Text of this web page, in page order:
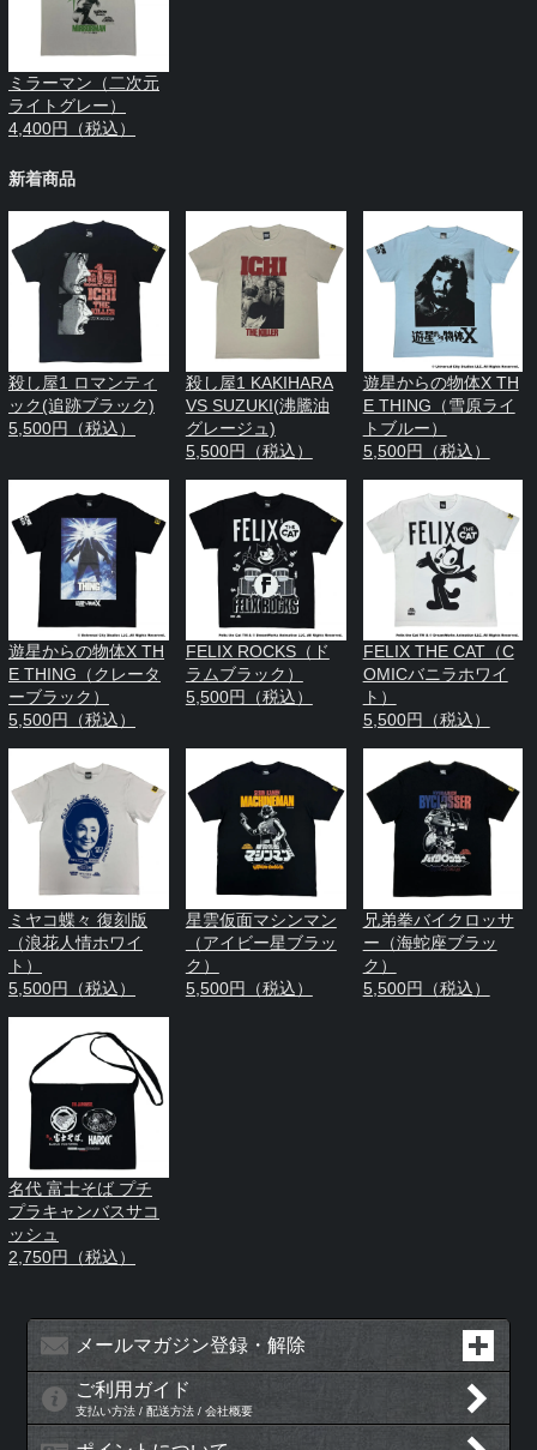
ミラーマン（二次元
ライトグレー）
4,400円（税込）
新着商品
殺し屋1 ロマンティ
ック(追跡ブラック)
5,500円（税込）
殺し屋1 KAKIHARA
VS SUZUKI(沸騰油
グレージュ)
5,500円（税込）
遊星からの物体X TH
E THING（雪原ライ
トブルー）
5,500円（税込）
遊星からの物体X TH
E THING（クレータ
ーブラック）
5,500円（税込）
FELIX ROCKS（ド
ラムブラック）
5,500円（税込）
FELIX THE CAT（C
OMICバニラホワイ
ト）
5,500円（税込）
ミヤコ蝶々 復刻版
（浪花人情ホワイ
ト）
5,500円（税込）
星雲仮面マシンマン
（アイビー星ブラッ
ク）
5,500円（税込）
兄弟拳バイクロッサ
ー（海蛇座ブラッ
ク）
5,500円（税込）
名代 富士そば プチ
プラキャンバスサコ
ッシュ
2,750円（税込）
メールマガジン登録・解除
ご利用ガイド
支払い方法 / 配送方法 / 会社概要